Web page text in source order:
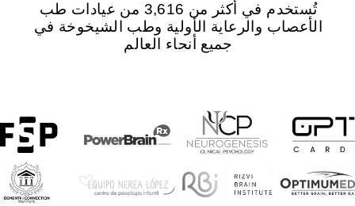
تُستخدم في أكثر من 3,616 من عيادات طب
الأعصاب والرعاية الأولية وطب الشيخوخة في
جميع أنحاء العالم